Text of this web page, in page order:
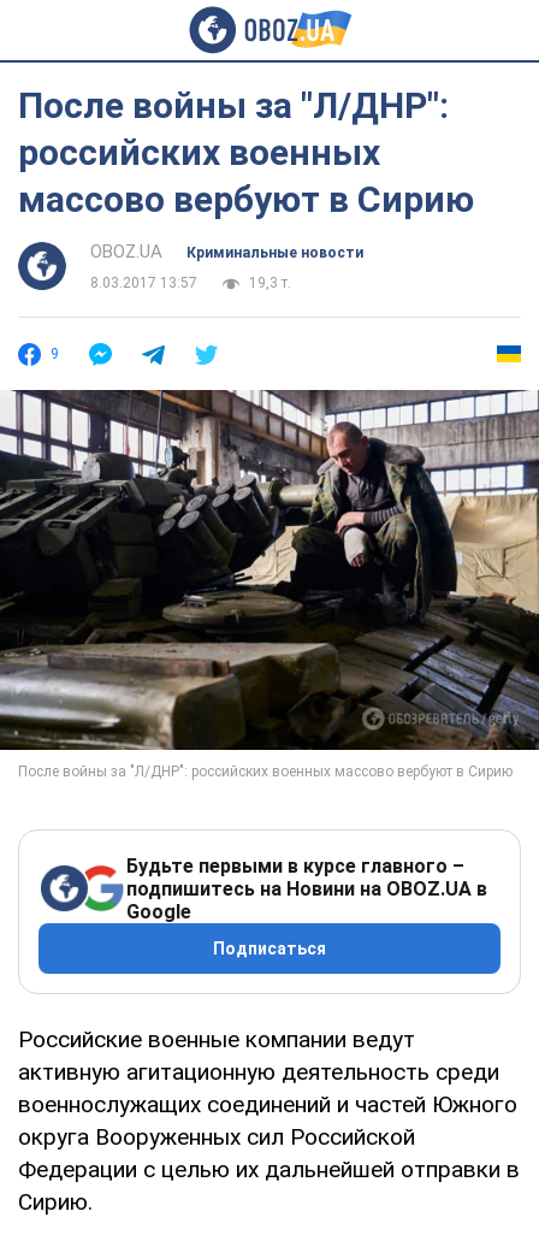
После войны за "Л/ДНР":
российских военных
массово вербуют в Сирию
OBOZ.UA
Криминальные новости
8.03.2017 13:57
19,3 т.
9
Будьте первыми в курсе главного –
подпишитесь на Новини на OBOZ.UA в
Google
Подписаться
Российские военные компании ведут
активную агитационную деятельность среди
военнослужащих соединений и частей Южного
округа Вооруженных сил Российской
Федерации с целью их дальнейшей отправки в
Сирию.